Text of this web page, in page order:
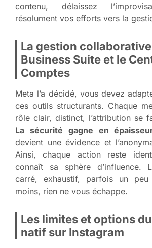
contenu, délaissez
résolument vos efforts vers la
La gestion
Business Suite et le
Comptes
Meta l’a décidé, vous devez
ces outils structurants. Chaque
rôle clair, distinct, l’attribution se
La sécurité gagne en
devient une évidence et
Ainsi, chaque action reste
connaît sa sphère d’influence.
carré, exhaustif, parfois un
moins, rien ne vous échappe.
Les limites et options
natif sur Instagram